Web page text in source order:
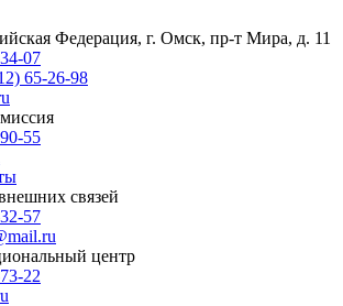
Федерация, г. Омск, пр-т Мира, д. 11
07
65-26-98
55
связей
57
центр
22